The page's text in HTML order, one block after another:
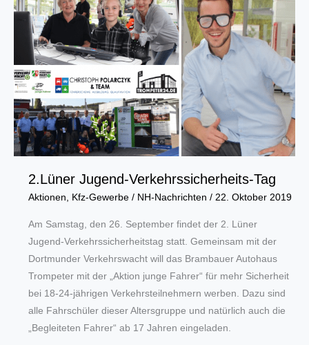
Data
Portal
für
die
Region
2.Lüner Jugend-Verkehrssicherheits-Tag
Aktionen, Kfz-Gewerbe/ NH-Nachrichten / 22. Oktober 2019
Am Samstag, den 26. September findet der 2. Lüner
Jugend-Verkehrssicherheitstag statt. Gemeinsam mit der
Dortmunder Verkehrswacht will das Brambauer Autohaus
Trompeter mit der „Aktion junge Fahrer“ für mehr Sicherheit
bei 18-24-jährigen Verkehrsteilnehmern werben. Dazu sind
alle Fahrschüler dieser Altersgruppe und natürlich auch die
„Begleiteten Fahrer“ ab 17 Jahren eingeladen.